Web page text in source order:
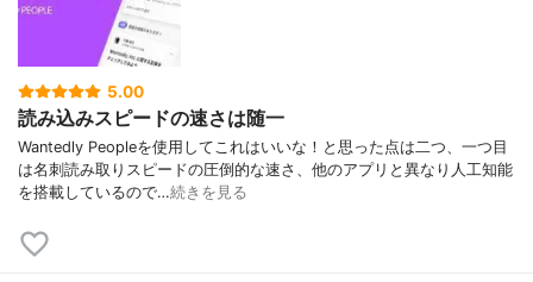
5.00
読み込みスピードの速さは随一
Wantedly Peopleを使用してこれはいいな！と思った点は二つ、一つ目
は名刺読み取りスピードの圧倒的な速さ、他のアプリと異なり人工知能
を搭載しているので…続きを見る